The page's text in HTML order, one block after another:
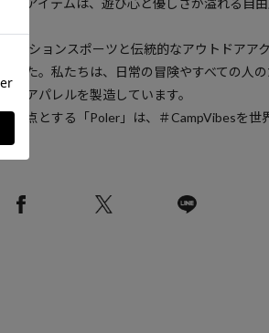
たアイテムは、遊び心と優しさが溢れる自
アクションスポーツと伝統的なアウトドアア
した。私たちは、日常の冒険やすべての人
やアパレルを製造しています。
拠点とする「Poler」は、＃CampVibesを世